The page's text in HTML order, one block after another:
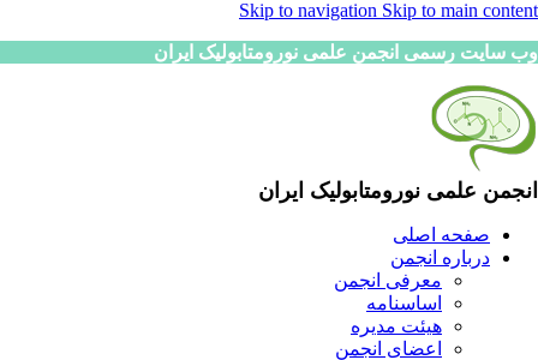
Skip to navigation Skip to main content
وب سایت رسمی انجمن علمی نورومتابولیک ایران
انجمن علمی نورومتابولیک ایران
صفحه اصلی
درباره انجمن
معرفی انجمن
اساسنامه
هیئت مدیره
اعضای انجمن